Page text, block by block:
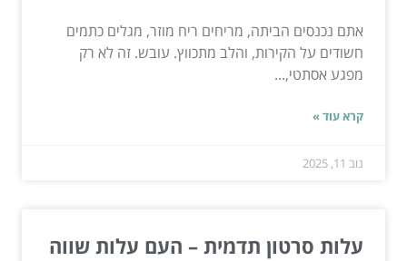
אתם נכנסים הביתה, מריחים ריח מוזר, מגלים כתמים
חשודים על הקירות, והלב מתכווץ. עובש. זה לא רק
מפגע אסתטי,...
קרא עוד »
נוב 11, 2025
עלות סרטון תדמית – העם עלות שווה